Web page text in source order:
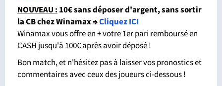
NOUVEAU :10€ sans déposer d'argent, sans sortir
la CB chez Winamax⇒Cliquez ICI
Winamax vous offre en + votre 1er pari remboursé en
CASH jusqu'à 100€ après avoir déposé !
Bon match, et n'hésitez pas à laisser vos pronostics et
commentaires avec ceux des joueurs ci-dessous !